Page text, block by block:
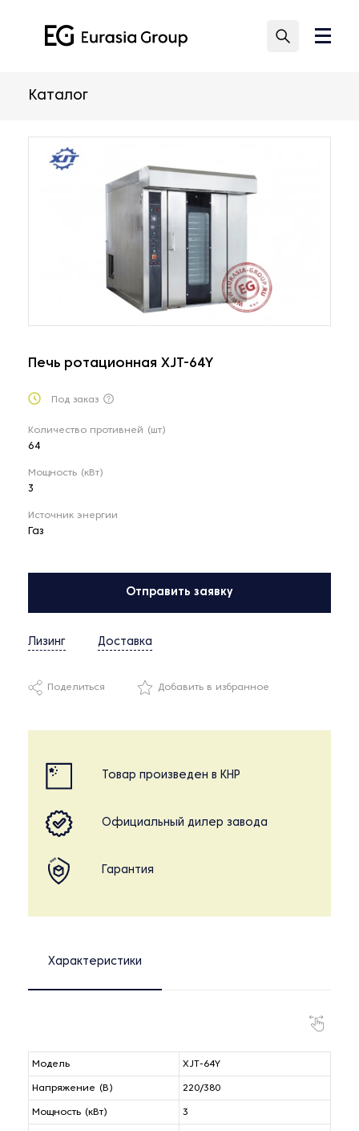
Каталог
Печь ротационная XJT-64Y
Под заказ
Количество противней (шт)
64
Мощность (кВт)
3
Источник энергии
Газ
Отправить заявку
Лизинг Доставка
Поделиться Добавить в избранное
Товар произведен в КНР
Официальный дилер завода
Гарантия
Характеристики
Модель XJT-64Y
Напряжение (В) 220/380
Мощность (кВт) 3